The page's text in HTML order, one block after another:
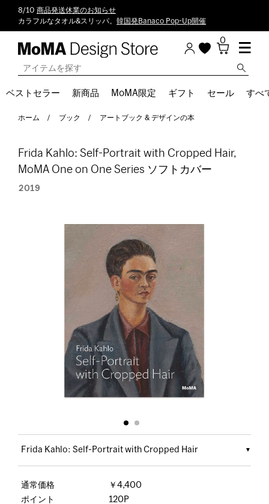
8/10 商品発送休業のお知らせ
カラフルなタオル&スリッパ。 韓国発Banaco Pop-Up開催
0
ベストセラー 新商品 MoMA限定 ギフト セール すべ
ホーム ブック アートブック & デザインの本
Frida Kahlo: Self-Portrait with Cropped Hair,
MoMA One on One Series ソフトカバー
2019
Frida Kahlo: Self-Portrait with Cropped Hair
通常価格
￥4,400
ポイント
120P